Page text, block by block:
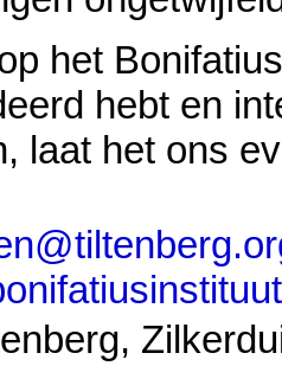
het
hebt en
laat het ons